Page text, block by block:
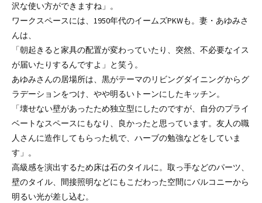
沢な使い方ができますね」。
ワークスペースには、1950年代のイームズPKWも。妻・あゆみさ
んは、
「朝起きると家具の配置が変わっていたり、突然、不必要なイス
が届いたりするんですよ」と笑う。
あゆみさんの居場所は、黒がテーマのリビングダイニングからグ
ラデーションをつけ、やや明るいトーンにしたキッチン。
「壊せない壁があったため独立型にしたのですが、自分のプライ
ベートなスペースにもなり、良かったと思っています。友人の職
人さんに造作してもらった机で、ハーブの勉強などをしていま
す」。
高級感を演出するため床は石のタイルに。取っ手などのパーツ、
壁のタイル、間接照明などにもこだわった空間にバルコニーから
明るい光が差し込む。